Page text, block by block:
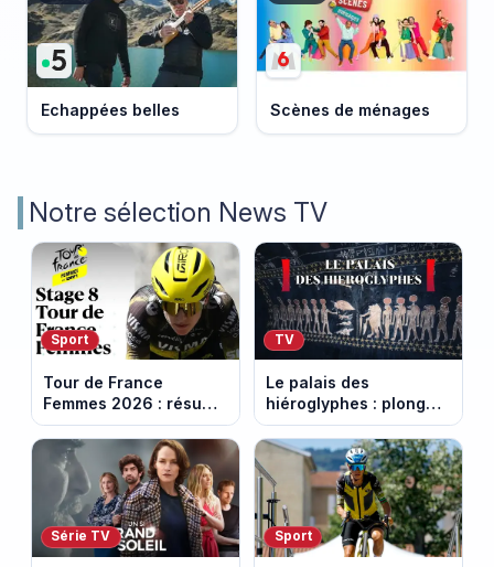
Echappées belles Scènes de ménages
Notre sélection News TV
Sport
Tour de France
Femmes 2026 : résumé
vidéo de la 9e étape
entre Sisteron et Nice
TV
Le palais des
hiéroglyphes : plongez
dans la tombe
égyptienne qui fascine
les archéologues
Série TV Sport